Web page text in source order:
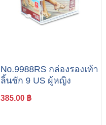
No.9988RS กล่องรองเท้า
ลิ้นชัก 9 US ผู้หญิง
385.00 ฿